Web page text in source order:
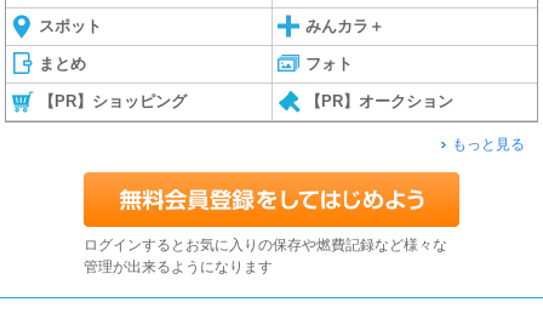
スポット みんカラ＋
まとめ フォト
【PR】ショッピング 【PR】オークション
もっと見る
ログインするとお気に入りの保存や燃費記録など様々な
管理が出来るようになります